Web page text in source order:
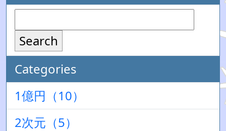
Search
Categories
1億円（10）
2次元（5）